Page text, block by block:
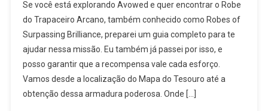
Se você está explorando Avowed e quer encontrar o Robe
do Trapaceiro Arcano, também conhecido como Robes of
Surpassing Brilliance, preparei um guia completo para te
ajudar nessa missão. Eu também já passei por isso, e
posso garantir que a recompensa vale cada esforço.
Vamos desde a localização do Mapa do Tesouro até a
obtenção dessa armadura poderosa. Onde […]